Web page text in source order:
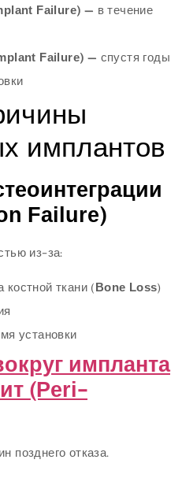
Failure) — в течение
Failure) — спустя годы
имплантов
Failure)
из-за:
костной ткани (Bone Loss)
установки
импланта
(Peri-
позднего отказа.